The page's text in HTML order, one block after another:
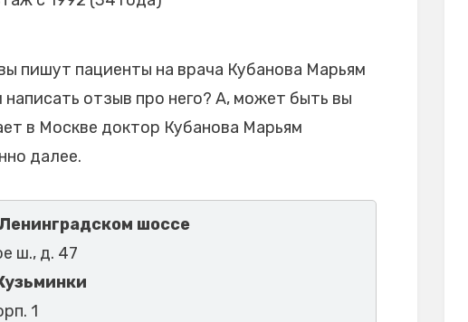
пишут пациенты на врача Кубанова Марьям
отзыв про него? А, может быть вы
в Москве доктор Кубанова Марьям
далее.
шоссе
ш., д. 47
1